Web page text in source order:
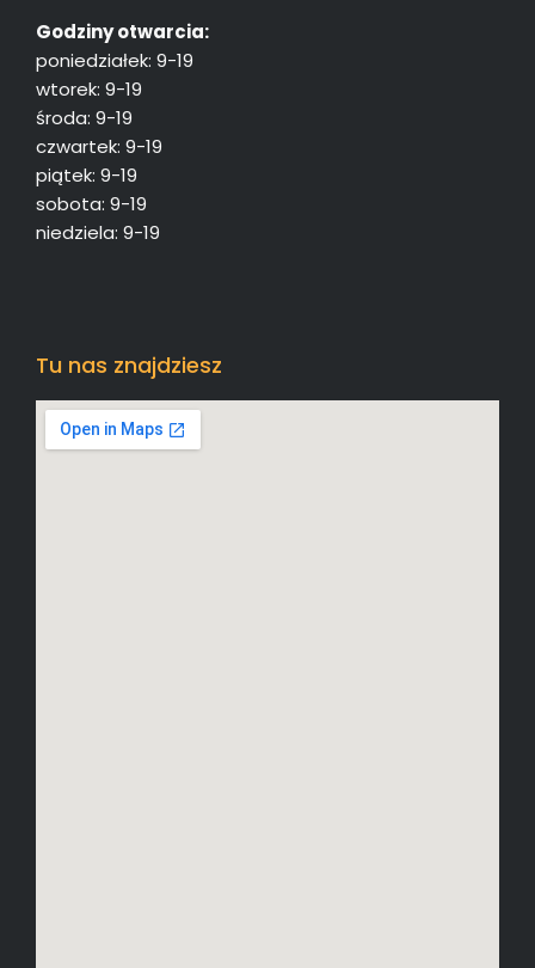
Godziny otwarcia:
poniedziałek: 9-19
wtorek: 9-19
środa: 9-19
czwartek: 9-19
piątek: 9-19
sobota: 9-19
niedziela: 9-19
Tu nas znajdziesz